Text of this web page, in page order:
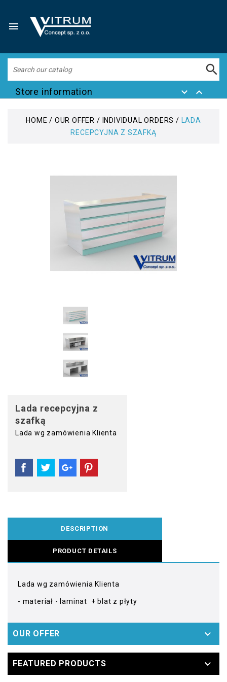


Store information  
HOME OUR OFFER INDIVIDUAL ORDERS
LADA
RECEPCYJNA Z SZAFKĄ
Lada recepcyjna z
szafką
Lada wg zamówienia Klienta
DESCRIPTION
PRODUCT DETAILS
Lada wg zamówienia Klienta
- materiał - laminat + blat z płyty
OUR OFFER 
FEATURED PRODUCTS 